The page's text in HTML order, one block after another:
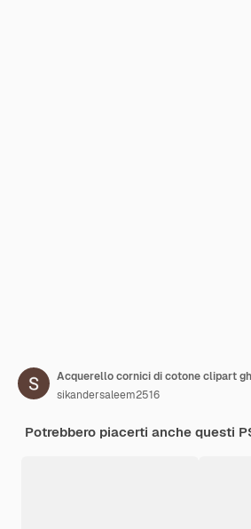
Acquerello cornici di cotone clipart
sikandersaleem2516
Potrebbero piacerti anche questi